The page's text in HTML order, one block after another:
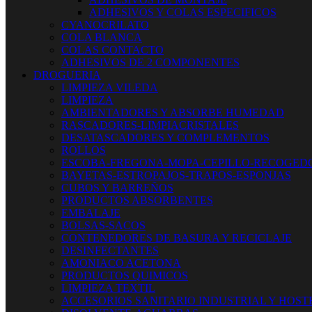
ADHESIVOS Y COLAS ESPECIFICOS
CYANOCRILATO
COLA BLANCA
COLAS CONTACTO
ADHESIVOS DE 2 COMPONENTES
DROGUERIA
LIMPIEZA VILEDA
LIMPIEZA
AMBIENTADORES Y ABSORBE HUMEDAD
RASCADORES-LIMPIACRISTALES
DESATASCADORES Y COMPLEMENTOS
ROLLOS
ESCOBA-FREGONA-MOPA-CEPILLO-
BAYETAS-ESTROPAJOS-TRAPOS-ESPONJAS
CUBOS Y BARREÑOS
PRODUCTOS ABSORBENTES
EMBALAJE
BOLSAS-SACOS
CONTENEDORES DE BASURA Y RECICLAJE
DESINFECTANTES
AMONIACO ACETONA
PRODUCTOS QUIMICOS
LIMPIEZA TEXTIL
ACCESORIOS SANITARIO INDUSTRIAL Y